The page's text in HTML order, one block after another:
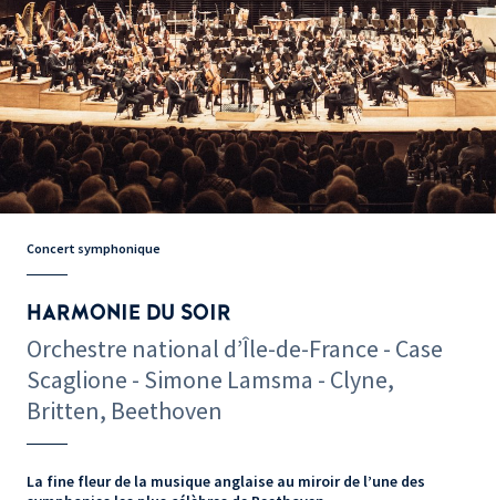
Concert symphonique
HARMONIE DU SOIR
Orchestre national d’Île-de-France - Case
Scaglione - Simone Lamsma - Clyne,
Britten, Beethoven
La fine fleur de la musique anglaise au miroir de l’une des